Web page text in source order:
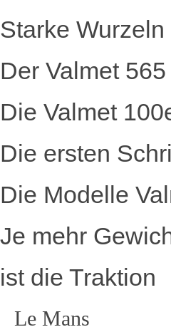
Starke
Der Valmet
Die Valmet
Die ersten
Die Modelle
Je mehr
ist die Traktion
Le Mans